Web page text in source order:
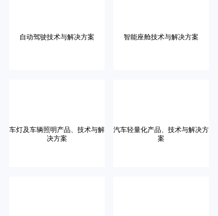
自动驾驶技术与解决方案 智能座舱技术与解决方案
车灯及车辆照明产品、技术与解
决方案
汽车轻量化产品、技术与解决方
案